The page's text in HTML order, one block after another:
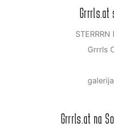
Grrrls.at
STERRRN
Grrrls
Grrrls.at na